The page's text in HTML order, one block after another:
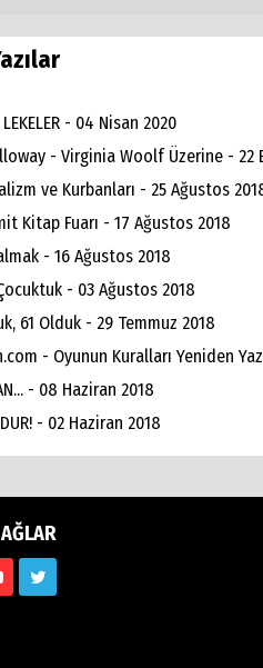
- 04 Nisan 2020
- Virginia Woolf Üzerine - 22
ve Kurbanları - 25 Ağustos
Kitap Fuarı - 17 Ağustos 2018
- 16 Ağustos 2018
- 03 Ağustos 2018
61 Olduk - 29 Temmuz 2018
- Oyunun Kuralları Yeniden
- 08 Haziran 2018
- 02 Haziran 2018